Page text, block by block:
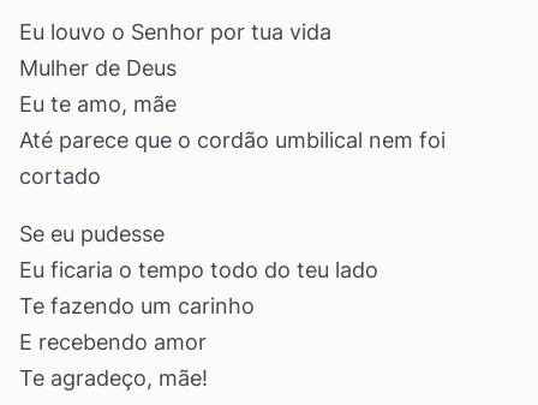
Eu louvo o Senhor por tua vida
Mulher de Deus
Eu te amo, mãe
Até parece que o cordão umbilical nem foi
cortado
Se eu pudesse
Eu ficaria o tempo todo do teu lado
Te fazendo um carinho
E recebendo amor
Te agradeço, mãe!